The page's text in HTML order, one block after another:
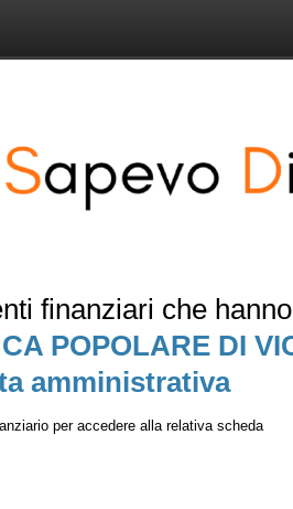
finanziari che
POPOLARE DI
amministrativa
per accedere alla relativa scheda